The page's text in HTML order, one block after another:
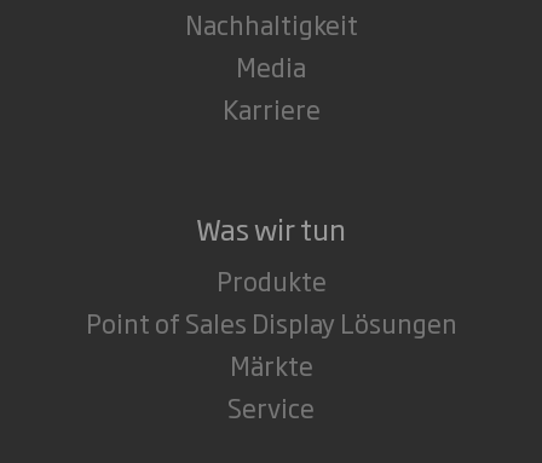
Nachhaltigkeit
Media
Karriere
Was wir tun
Produkte
Point of Sales Display Lösungen
Märkte
Service